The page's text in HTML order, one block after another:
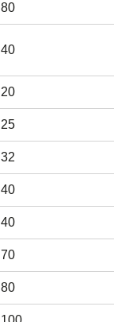
80
40
20
25
32
40
40
70
80